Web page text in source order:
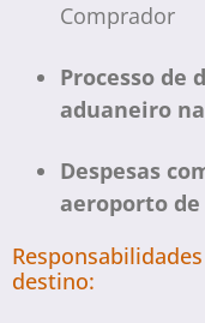
Comprador
Processo de
aduaneiro
Despesas
aeroporto
destino: